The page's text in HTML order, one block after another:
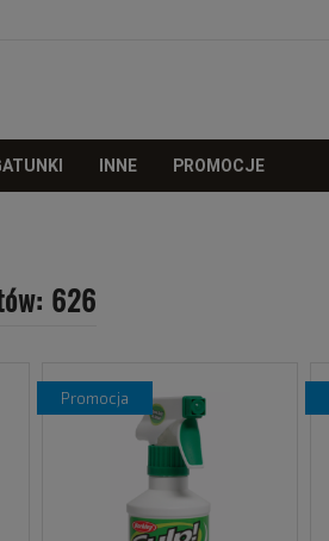
INNE PROMOCJE
626
promocja